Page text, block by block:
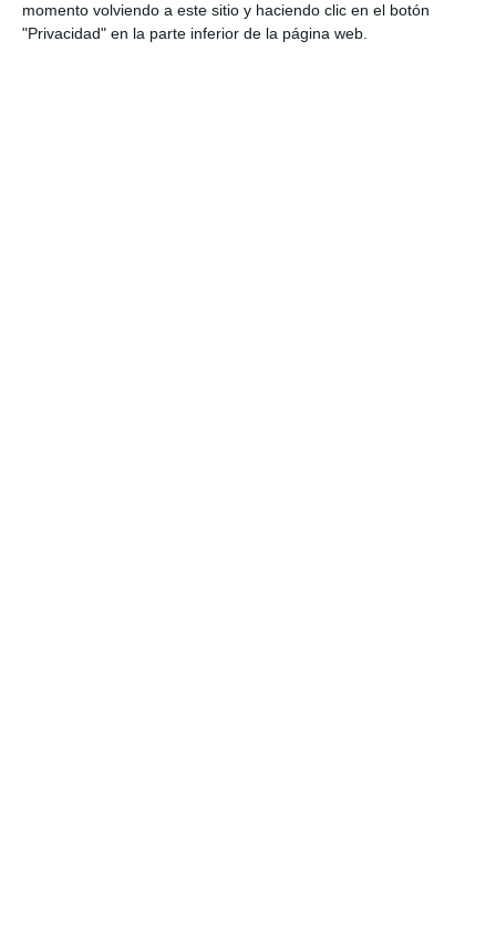
momento volviendo a este sitio y haciendo clic en el botón
"Privacidad" en la parte inferior de la página web.